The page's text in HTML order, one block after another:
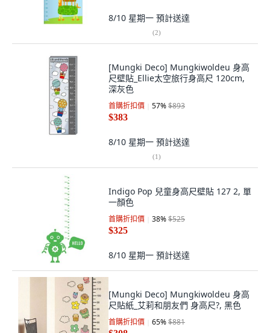
8/10 星期一 預計送達
(2)
[Mungki Deco] Mungkiwoldeu 身高
尺壁貼_Ellie太空旅行身高尺 120cm,
深灰色
首購折扣價 57%$893
$383
8/10 星期一 預計送達
(1)
Indigo Pop 兒童身高尺壁貼 127 2, 單
一顏色
首購折扣價 38%$525
$325
8/10 星期一 預計送達
[Mungki Deco] Mungkiwoldeu 身高
尺貼紙_艾莉和朋友們 身高尺?, 黑色
首購折扣價 65%$881